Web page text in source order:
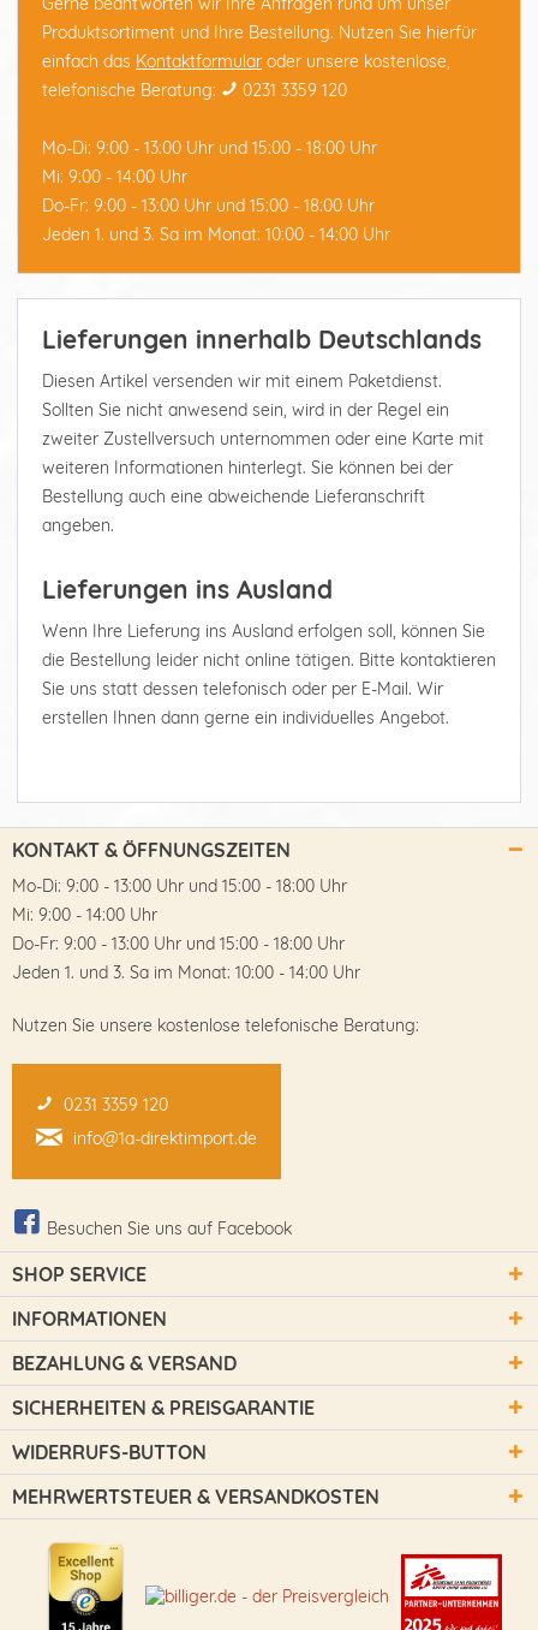
Produktsortiment und Ihre Bestellung. Nutzen Sie hierfür
einfach das Kontaktformular oder unsere kostenlose,
telefonische Beratung:
0231 3359 120
Mo-Di: 9:00 - 13:00 Uhr und 15:00 - 18:00 Uhr
Mi: 9:00 - 14:00 Uhr
Do-Fr: 9:00 - 13:00 Uhr und 15:00 - 18:00 Uhr
Jeden 1. und 3. Sa im Monat: 10:00 - 14:00 Uhr
Lieferungen innerhalb Deutschlands
Diesen Artikel versenden wir mit einem Paketdienst.
Sollten Sie nicht anwesend sein, wird in der Regel ein
zweiter Zustellversuch unternommen oder eine Karte mit
weiteren Informationen hinterlegt. Sie können bei der
Bestellung auch eine abweichende Lieferanschrift
angeben.
Lieferungen ins Ausland
Wenn Ihre Lieferung ins Ausland erfolgen soll, können Sie
die Bestellung leider nicht online tätigen. Bitte kontaktieren
Sie uns statt dessen telefonisch oder per E-Mail. Wir
erstellen Ihnen dann gerne ein individuelles Angebot.
KONTAKT & ÖFFNUNGSZEITEN
Mo-Di: 9:00 - 13:00 Uhr und 15:00 - 18:00 Uhr
Mi: 9:00 - 14:00 Uhr
Do-Fr: 9:00 - 13:00 Uhr und 15:00 - 18:00 Uhr
Jeden 1. und 3. Sa im Monat: 10:00 - 14:00 Uhr
Nutzen Sie unsere kostenlose telefonische Beratung:
0231 3359 120
info@1a-direktimport.de
Besuchen Sie uns auf Facebook
SHOP SERVICE
INFORMATIONEN
BEZAHLUNG & VERSAND
SICHERHEITEN & PREISGARANTIE
WIDERRUFS-BUTTON
MEHRWERTSTEUER & VERSANDKOSTEN